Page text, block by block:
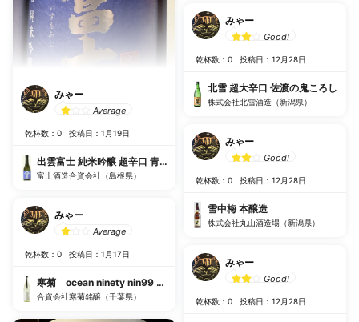
みゃー
Average
乾杯数：0 投稿日：1月19日
出雲富士 純米吟醸 超辛口 青 新ラベル
富士酒造合資会社（島根県）
みゃー
Average
乾杯数：0 投稿日：1月17日
寒菊 ocean ninety nin99 銀海 Departure 純米吟醸 無濾過生原酒
合資会社寒菊銘醸（千葉県）
みゃー
Good!
乾杯数：0 投稿日：12月28日
北雪 超大辛口 佐渡の鬼ころし
株式会社北雪酒造（新潟県）
みゃー
Good!
乾杯数：0 投稿日：12月28日
雪中梅 本醸造
株式会社丸山酒造場（新潟県）
みゃー
Good!
乾杯数：0 投稿日：12月28日